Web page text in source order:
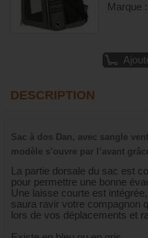
Marque
DESCRIPTION
Sac à dos Dan, avec sangle
modèle s’ouvre par l’avant
La partie dorsale du sac est
pour permettre une bonne
Une laisse courte est
saura ravir votre compagnon
lors de vos déplacements et